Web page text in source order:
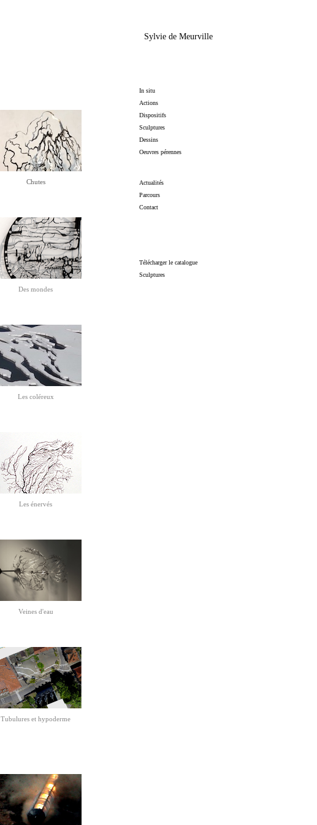
Sylvie de Meurville
Chutes
Des mondes
Les coléreux
Les énervés
Veines d'eau
Tubulures et hypoderme
In situ
Actions
Dispositifs
Sculptures
Dessins
Oeuvres pérennes
Actualités
Parcours
Contact
Télécharger le catalogue
Sculptures